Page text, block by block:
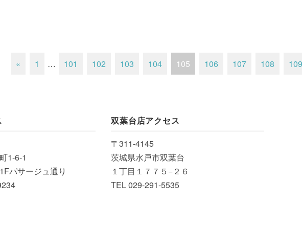
« 1 … 101 102 103 104 105 106 107 108 109
1-6-1
パサージュ通り
双葉台店アクセス
〒311-4145
茨城県水戸市双葉台
１丁目１７７５−２６
TEL 029-291-5535